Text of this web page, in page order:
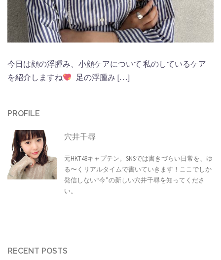
今日は顔の浮腫み、小顔ケアについて 私のしているケア
を紹介しますね
足の浮腫み […]
PROFILE
穴井千尋
元HKT48キャプテン。SNSでは書きづらい日常を、ゆ
る〜くリアルタイムで書いていきます！ここでしか
発信しない“今”の新しい穴井千尋を知ってくださ
い。
RECENT POSTS